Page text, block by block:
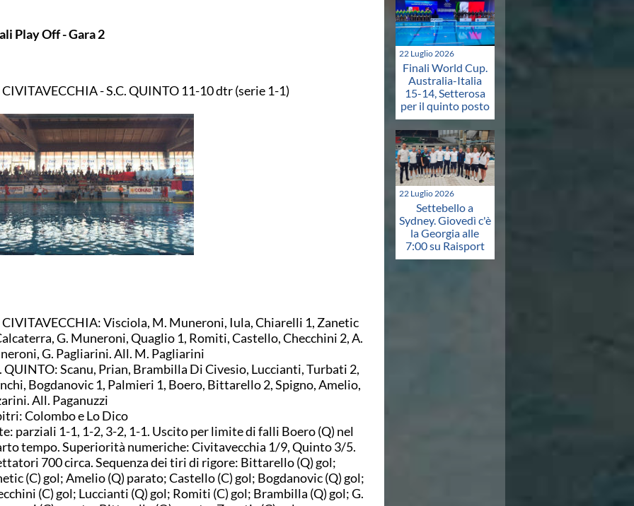
Play Off - Gara 2
CIVITAVECCHIA - S.C. QUINTO 11-10 dtr (serie 1-1)
CIVITAVECCHIA: Visciola, M. Muneroni, Iula, Chiarelli 1, Zanetic
G. Muneroni, Quaglio 1, Romiti, Castello, Checchini 2, A.
G. Pagliarini. All. M. Pagliarini
QUINTO: Scanu, Prian, Brambilla Di Civesio, Luccianti, Turbati 2,
Bogdanovic 1, Palmieri 1, Boero, Bittarello 2, Spigno, Amelio,
All. Paganuzzi
Colombo e Lo Dico
parziali 1-1, 1-2, 3-2, 1-1. Uscito per limite di falli Boero (Q) nel
tempo. Superiorità numeriche: Civitavecchia 1/9, Quinto 3/5.
700 circa. Sequenza dei tiri di rigore: Bittarello (Q) gol;
(C) gol; Amelio (Q) parato; Castello (C) gol; Bogdanovic (Q) gol;
(C) gol; Luccianti (Q) gol; Romiti (C) gol; Brambilla (Q) gol; G.
22 Luglio 2026
Finali World Cup.
Australia-Italia
15-14, Setterosa
per il quinto posto
22 Luglio 2026
Settebello a
Sydney. Giovedì c'è
la Georgia alle
7:00 su Raisport